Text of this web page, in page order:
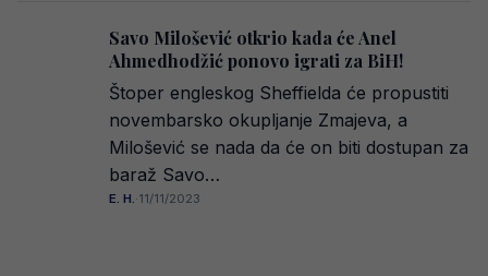
Savo Milošević otkrio kada će Anel
Ahmedhodžić ponovo igrati za BiH!
Štoper engleskog Sheffielda će propustiti
novembarsko okupljanje Zmajeva, a
Milošević se nada da će on biti dostupan za
baraž Savo…
E. H.·11/11/2023